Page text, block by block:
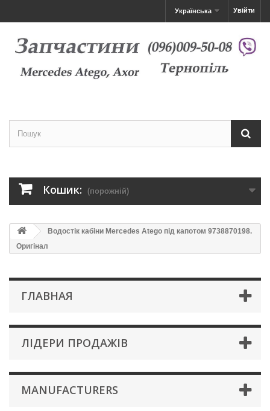
Увійти
Українська
Кошик: (порожній)
Водостік кабіни Mercedes Atego під капотом 9738870198.
Оригінал
ГЛАВНАЯ
ЛІДЕРИ ПРОДАЖІВ
MANUFACTURERS